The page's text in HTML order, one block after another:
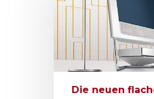
Drücken Sie Enter
Die neuen